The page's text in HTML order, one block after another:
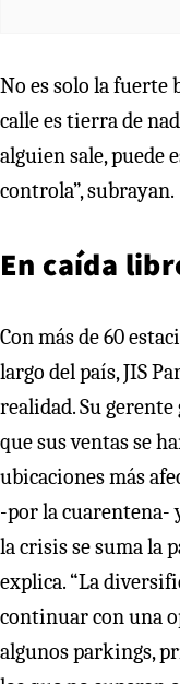
No es solo la fuerte
calle es tierra de
alguien sale, puede
controla”, subrayan.
En caída
Con más de 60
largo del país, JIS
realidad. Su
que sus ventas se
ubicaciones más
-por la cuarentena-
la crisis se suma la
explica. “La
continuar con una
algunos parkings,